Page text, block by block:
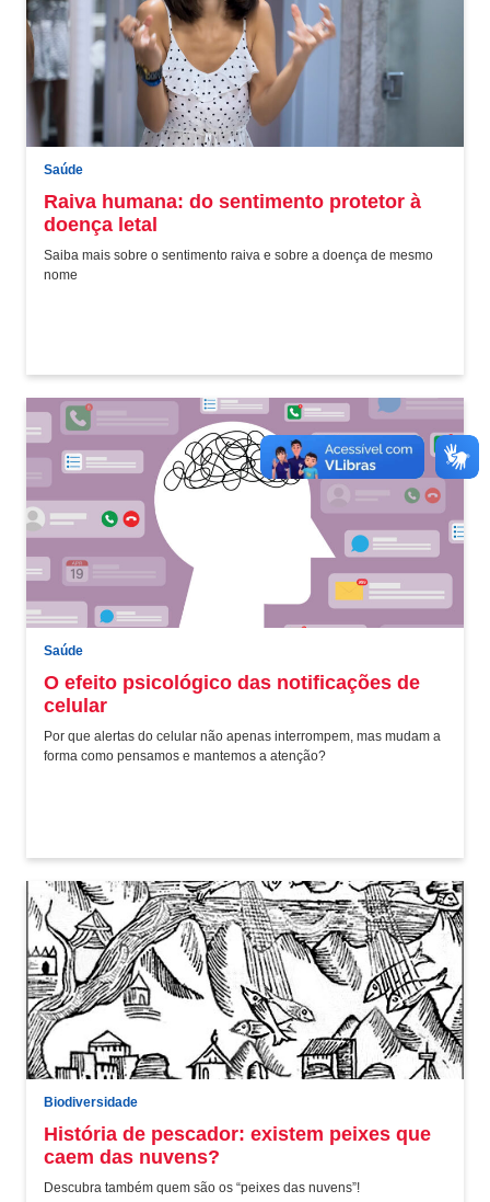
Saúde
Raiva humana: do sentimento protetor à
doença letal
Saiba mais sobre o sentimento raiva e sobre a doença de mesmo
nome
Saúde
O efeito psicológico das notificações de
celular
Por que alertas do celular não apenas interrompem, mas mudam a
forma como pensamos e mantemos a atenção?
Biodiversidade
História de pescador: existem peixes que
caem das nuvens?
Descubra também quem são os “peixes das nuvens”!